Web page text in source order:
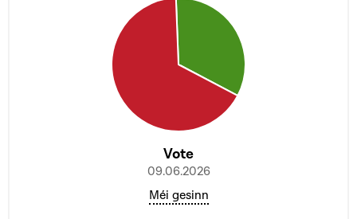
Vote
09.06.2026
Méi gesinn